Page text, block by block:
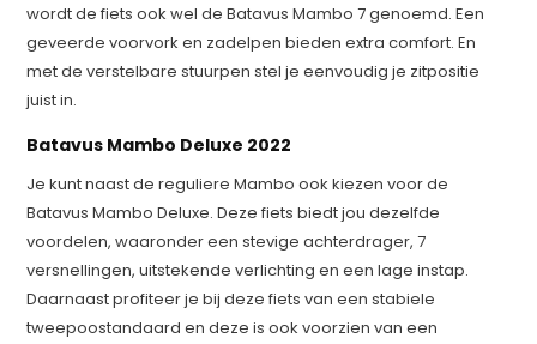
wordt de fiets ook wel de Batavus Mambo 7 genoemd. Een
geveerde voorvork en zadelpen bieden extra comfort. En
met de verstelbare stuurpen stel je eenvoudig je zitpositie
juist in.
Batavus Mambo Deluxe 2022
Je kunt naast de reguliere Mambo ook kiezen voor de
Batavus Mambo Deluxe. Deze fiets biedt jou dezelfde
voordelen, waaronder een stevige achterdrager, 7
versnellingen, uitstekende verlichting en een lage instap.
Daarnaast profiteer je bij deze fiets van een stabiele
tweepoostandaard en deze is ook voorzien van een